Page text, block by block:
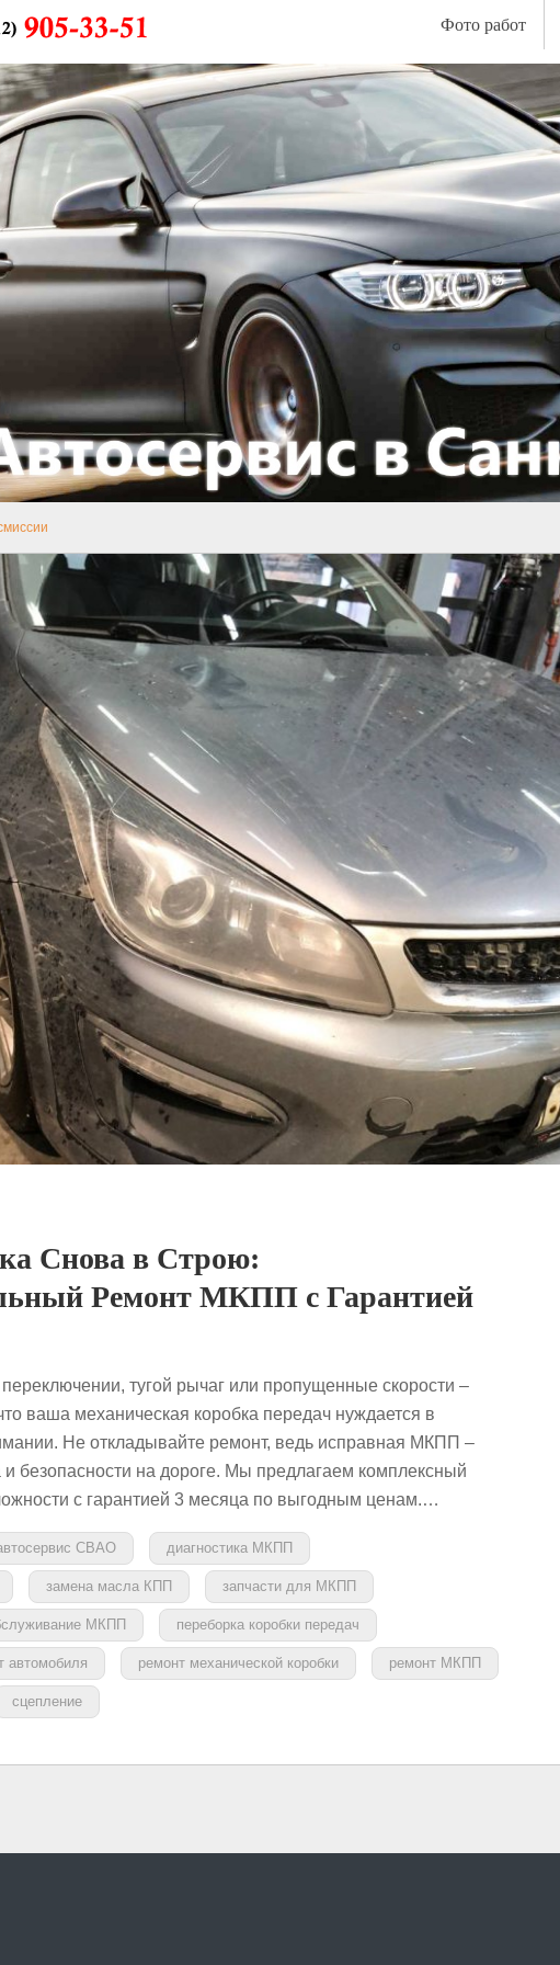
Фото работ
Снова в Строю:
Ремонт МКПП с Гарантией
тугой рычаг или пропущенные скорости –
ваша механическая коробка передач нуждается в
Не откладывайте ремонт, ведь исправная МКПП –
безопасности на дороге. Мы предлагаем комплексный
с гарантией 3 месяца по выгодным ценам.…
СВАО диагностика МКПП
замена масла КПП запчасти для МКПП
МКПП переборка коробки передач
автомобиля ремонт механической коробки ремонт МКПП
сцепление